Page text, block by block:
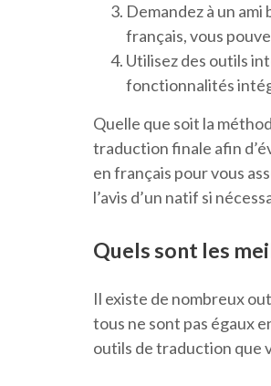
Demandez à un ami
français, vous
Utilisez des outils
fonctionnalités
Quelle que soit la
traduction finale afin
en français pour vous
l’avis d’un natif si
Quels sont les
Il existe de nombreux
tous ne sont pas égaux
outils de traduction que